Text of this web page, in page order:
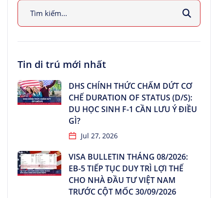
Tin di trú mới nhất
DHS CHÍNH THỨC CHẤM DỨT CƠ
CHẾ DURATION OF STATUS (D/S):
DU HỌC SINH F-1 CẦN LƯU Ý ĐIỀU
GÌ?
Jul 27, 2026
VISA BULLETIN THÁNG 08/2026:
EB-5 TIẾP TỤC DUY TRÌ LỢI THẾ
CHO NHÀ ĐẦU TƯ VIỆT NAM
TRƯỚC CỘT MỐC 30/09/2026